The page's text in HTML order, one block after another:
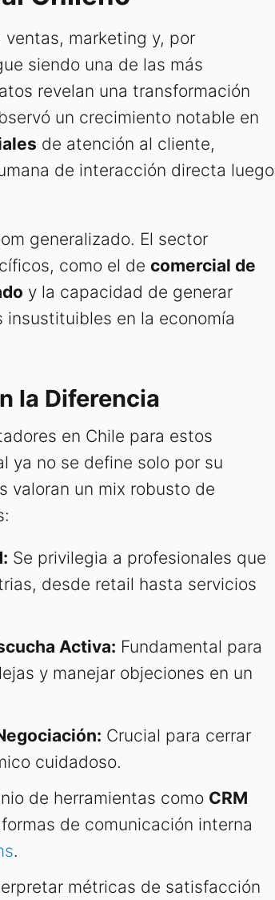
marketing y, por
siendo una de las más
revelan una transformación
un crecimiento notable en
de atención al cliente,
de interacción directa luego
generalizado. El sector
como el de comercial de
y la capacidad de generar
en la economía
la Diferencia
en Chile para estos
ya no se define solo por su
valoran un mix robusto de
Se privilegia a profesionales que
desde retail hasta servicios
Activa: Fundamental para
y manejar objeciones en un
Crucial para cerrar
cuidadoso.
de herramientas como CRM
de comunicación interna
.
métricas de satisfacción